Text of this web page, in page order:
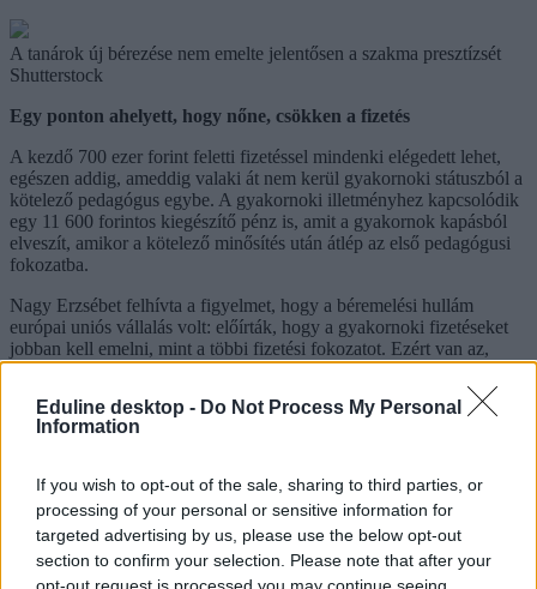
Eduline desktop - Do Not Process My Personal
Information
If you wish to opt-out of the sale, sharing to third parties, or
processing of your personal or sensitive information for
targeted advertising by us, please use the below opt-out
section to confirm your selection. Please note that after your
opt-out request is processed you may continue seeing
A tanárok új bérezése nem emelte jelentősen a szakma presztízsét
Shutterstock
Egy ponton ahelyett, hogy nőne, csökken a fizetés
A kezdő 700 ezer forint feletti fizetéssel mindenki elégedett lehet,
egészen addig, ameddig valaki át nem kerül gyakornoki státuszból a
kötelező pedagógus egybe. A gyakornoki illetményhez kapcsolódik
egy 11 600 forintos kiegészítő pénz is, amit a gyakornok kapásból
elveszít, amikor a kötelező minősítés után átlép az első pedagógusi
fokozatba.
Nagy Erzsébet felhívta a figyelmet, hogy a béremelési hullám
európai uniós vállalás volt: előírták, hogy a gyakornoki fizetéseket
jobban kell emelni, mint a többi fizetési fokozatot. Ezért van az,
hogy esetükben megvalósul a 10 százalékos emelés, de ez valójában
mézesmadzag. A kérdés, hogy a gyakornokok a pályán maradnak-e,
amikor azzal szembesülnek, hogy később lényegesen kisebb lesz a
bérnövekedésük: a pótlékot elbukják, miközben az ellátandó
fizetéscsökkenést jelent.
Mára csak szinten tartásra elég
Gosztonyi Gábor azzal egészítette ki, hogy béremelés csak az előző
években volt, ami most van, már jó esetben is csak szinten tartásra,